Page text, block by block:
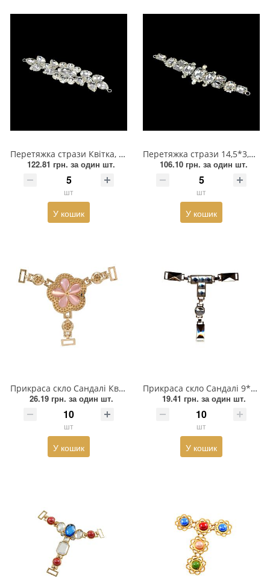
Перетяжка стрази Квітка, 14,5*4см, нікель, біле каміння, шт
122.81 грн. за один шт.
шт
У кошик
Перетяжка стрази 14,5*3,5см, нікель, біле каміння, шт
106.10 грн. за один шт.
шт
У кошик
Прикраса скло Сандалі Квітка 10,5*9см і 11мм GOLD, рожеве котяче око каміння, перетяжка потрійна
26.19 грн. за один шт.
шт
У кошик
Прикраса скло Сандалі 9*8см і 7мм GOLD, біле каміння, перетяжка потрійна
19.41 грн. за один шт.
шт
У кошик